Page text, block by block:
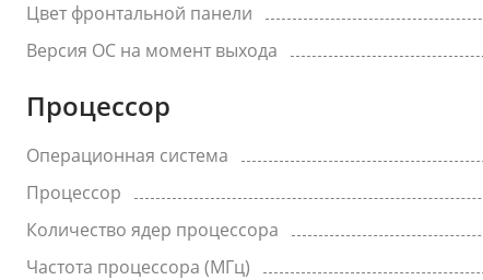
Цвет фронтальной панели
Версия ОС на момент выхода
Процессор
Операционная система
Процессор
Количество ядер процессора
Частота процессора (МГц)